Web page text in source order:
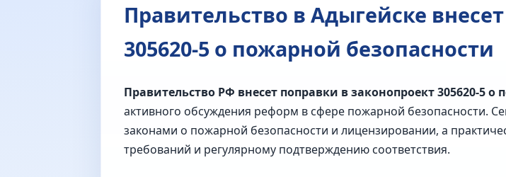
Правительство в Адыгейске
305620‑5 о пожарной безопасности
Правительство РФ внесет поправки в законопроект 305620‑5 о
активного обсуждения реформ в сфере пожарной безопасности.
законами о пожарной безопасности и лицензировании, а
требований и регулярному подтверждению соответствия.